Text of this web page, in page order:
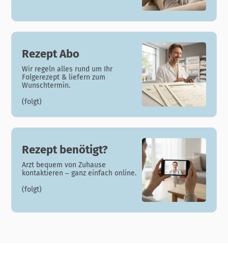
Rezept Abo
Wir regeln alles rund um Ihr
Folgerezept & liefern zum
Wunschtermin.
(folgt)
Rezept benötigt?
Arzt bequem von Zuhause
kontaktieren – ganz einfach online.
(folgt)